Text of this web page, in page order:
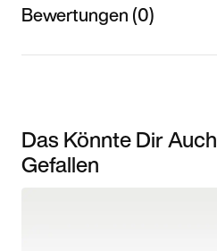
Bewertungen (0)
Das Könnte Dir Auch
Gefallen